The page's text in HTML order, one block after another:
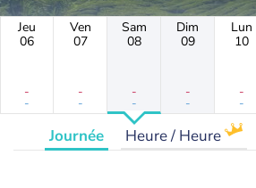
Jeu
06
-
-
Ven
07
-
-
Sam
08
-
-
Dim
09
-
-
Lun
10
-
-
Journée Heure / Heure